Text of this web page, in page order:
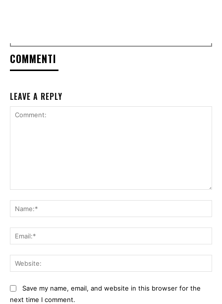
COMMENTI
LEAVE A REPLY
Save my name, email, and website in this browser for the
next time I comment.